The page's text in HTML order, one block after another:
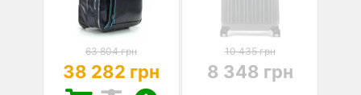
63 804 грн
38 282 грн
10 435 грн
8 348 грн